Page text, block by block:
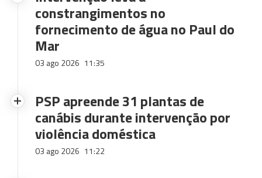
constrangimentos no
fornecimento de água no Paul do
Mar
03 ago 2026 11:35
PSP apreende 31 plantas de
canábis durante intervenção por
violência doméstica
03 ago 2026 11:22